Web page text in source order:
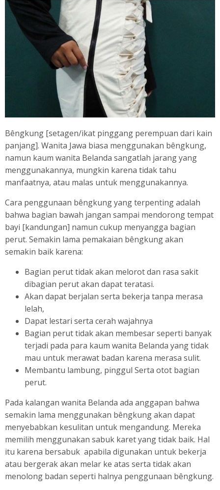
Bêngkung [setagen/ikat pinggang perempuan dari kain
panjang]. Wanita Jawa biasa menggunakan bêngkung,
namun kaum wanita Belanda sangatlah jarang yang
menggunakannya, mungkin karena tidak tahu
manfaatnya, atau malas untuk menggunakannya.
Cara penggunaan bêngkung yang terpenting adalah
bahwa bagian bawah jangan sampai mendorong tempat
bayi [kandungan] namun cukup menyangga bagian
perut. Semakin lama pemakaian bêngkung akan
semakin baik karena:
Bagian perut tidak akan melorot dan rasa sakit
dibagian perut akan dapat teratasi.
Akan dapat berjalan serta bekerja tanpa merasa
lelah,
Dapat lestari serta cerah wajahnya
Bagian perut tidak akan membesar seperti banyak
terjadi pada para kaum wanita Belanda yang tidak
mau untuk merawat badan karena merasa sulit.
Membantu lambung, pinggul Serta otot bagian
perut.
Pada kalangan wanita Belanda ada anggapan bahwa
semakin lama menggunakan bêngkung akan dapat
menyebabkan kesulitan untuk mengandung. Mereka
memilih menggunakan sabuk karet yang tidak baik. Hal
itu karena bersabuk apabila digunakan untuk bekerja
atau bergerak akan melar ke atas serta tidak akan
menolong badan seperti halnya penggunaan bêngkung.